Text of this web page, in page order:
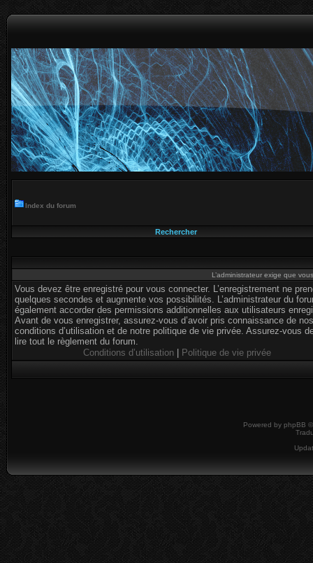
Index du forum
Rechercher
L’administrateur exige que
Vous devez être enregistré pour vous connecter. L’enregistrement ne
quelques secondes et augmente vos possibilités. L’administrateur du
également accorder des permissions additionnelles aux utilisateurs
Avant de vous enregistrer, assurez-vous d’avoir pris connaissance de nos
conditions d’utilisation et de notre politique de vie privée. Assurez-vous
lire tout le règlement du forum.
Conditions d’utilisation
Politique de vie privée
Powered by phpBB